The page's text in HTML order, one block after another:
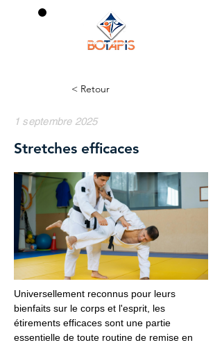
< Retour
1 septembre 2025
Stretches efficaces
Universellement reconnus pour leurs
bienfaits sur le corps et l'esprit, les
étirements efficaces sont une partie
essentielle de toute routine de remise en